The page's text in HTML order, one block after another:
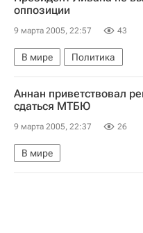
оппозиции
9 марта 2005, 22:57 43
В мире Политика
Аннан приветствовал
сдаться МТБЮ
9 марта 2005, 22:37 26
В мире